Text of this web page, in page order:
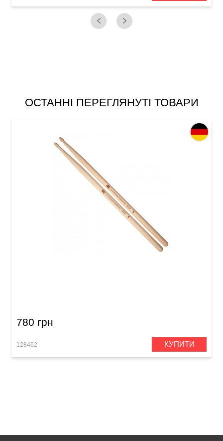
ОСТАННІ ПЕРЕГЛЯНУТІ ТОВАРИ
780 грн
128462 КУПИТИ